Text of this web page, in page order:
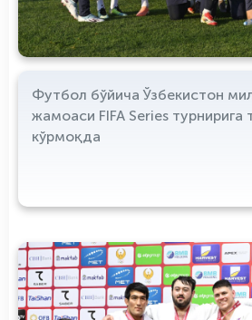
Футбол бўйича Ўзбекистон
жамоаси FIFA Series турнирига
кўрмоқда